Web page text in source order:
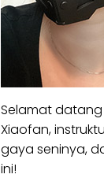
Selamat
Xiaofan,
gaya seninya,
ini!